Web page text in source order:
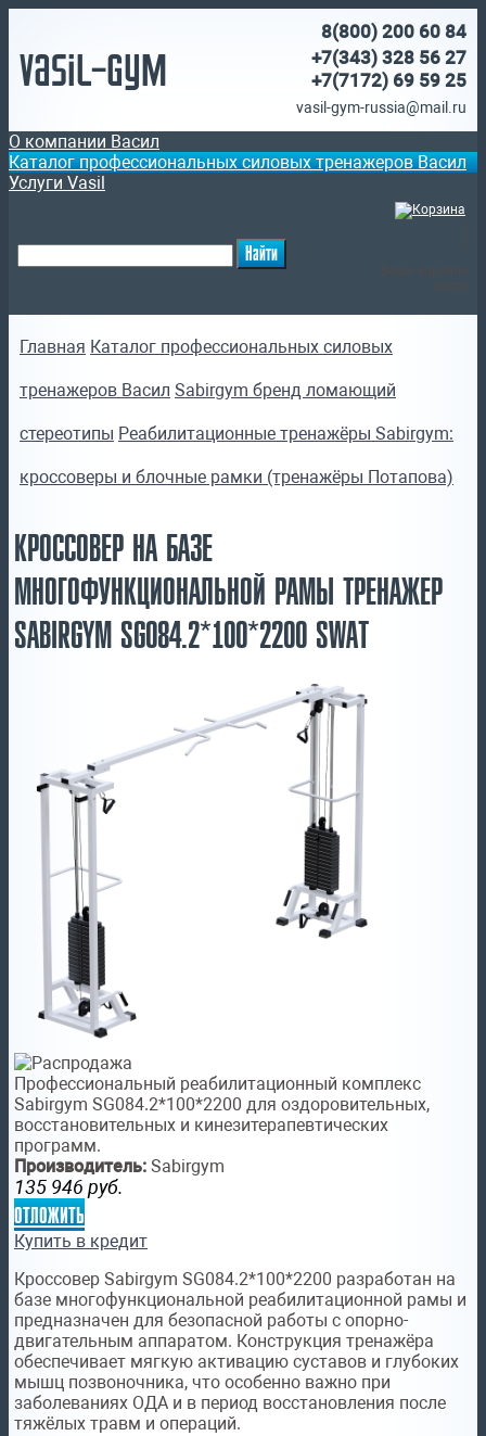
Vasil-Gym
8(800) 200 60 84
+7(343) 328 56 27
+7(7172) 69 59 25
vasil-gym-russia@mail.ru
О компании Васил
Каталог профессиональных силовых тренажеров Васил
Услуги Vasil
Главная Каталог профессиональных силовых
тренажеров Васил Sabirgym бренд ломающий
стереотипы Реабилитационные тренажёры Sabirgym:
кроссоверы и блочные рамки (тренажёры Потапова)
КРОССОВЕР НА БАЗЕ
МНОГОФУНКЦИОНАЛЬНОЙ РАМЫ ТРЕНАЖЕР
SABIRGYM SG084.2*100*2200 SWAT
Профессиональный реабилитационный комплекс
Sabirgym SG084.2*100*2200 для оздоровительных,
восстановительных и кинезитерапевтических
программ.
Производитель: Sabirgym
135 946 руб.
отложить
Купить в кредит
Кроссовер Sabirgym SG084.2*100*2200 разработан на
базе многофункциональной реабилитационной рамы и
предназначен для безопасной работы с опорно-
двигательным аппаратом. Конструкция тренажёра
обеспечивает мягкую активацию суставов и глубоких
мышц позвоночника, что особенно важно при
заболеваниях ОДА и в период восстановления после
тяжёлых травм и операций.